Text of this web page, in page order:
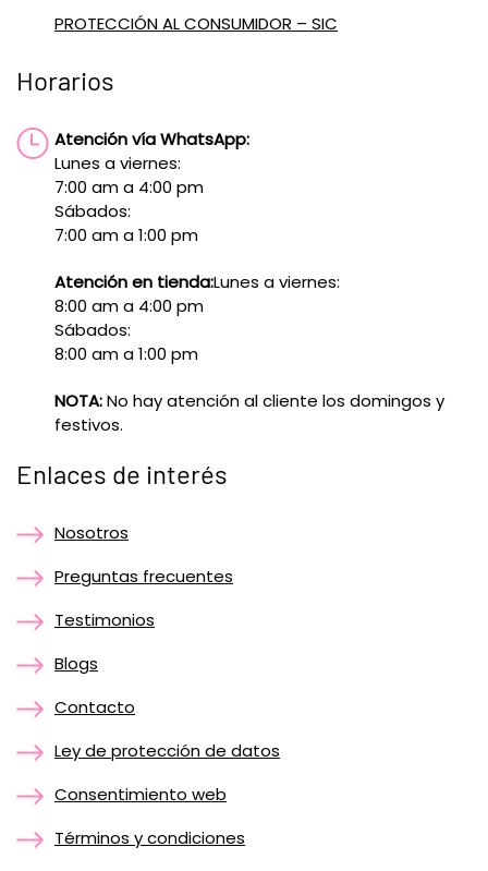
PROTECCIÓN AL CONSUMIDOR – SIC
Horarios
Atención vía WhatsApp:
Lunes a viernes:
7:00 am a 4:00 pm
Sábados:
7:00 am a 1:00 pm
Atención en tienda:Lunes a viernes:
8:00 am a 4:00 pm
Sábados:
8:00 am a 1:00 pm
NOTA:No hay atención al cliente los domingos y
festivos.
Enlaces de interés
Nosotros
Preguntas frecuentes
Testimonios
Blogs
Contacto
Ley de protección de datos
Consentimiento web
Términos y condiciones